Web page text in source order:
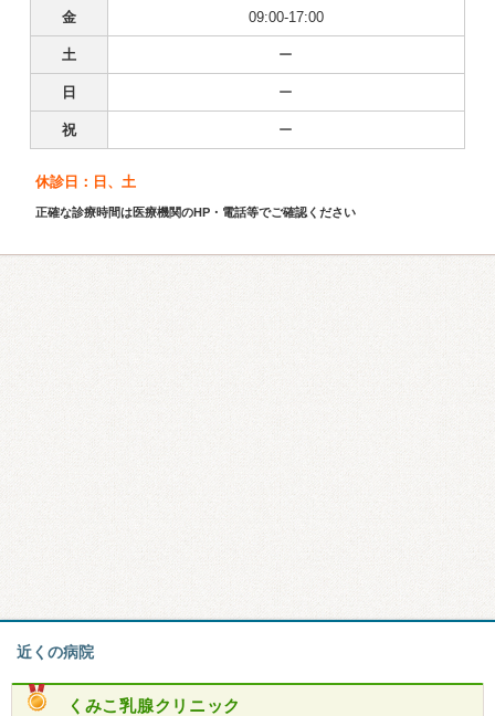
金 09:00-17:00
土 ー
日 ー
祝 ー
休診日：日、土
正確な診療時間は医療機関のHP・電話等でご確認ください
近くの病院
くみこ乳腺クリニック